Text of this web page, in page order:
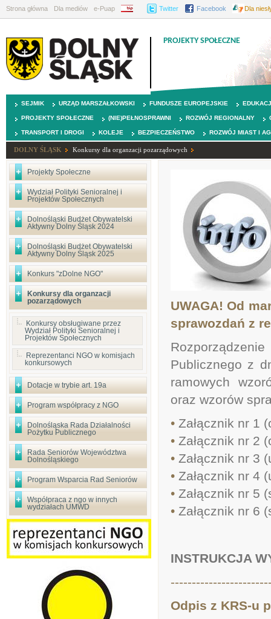
Strona główna Dla mediów e-Puap BIP Twitter Facebook Dla
PROJEKTY SPOŁECZNE
SEJMIK URZĄD MARSZAŁKOWSKI FUNDUSZE EUROPEJSKIE
PROJEKTY SPOŁECZNE (NIE)PEŁNOSPRAWNI ROZWÓJ REGIONALNY
TRANSPORT I DROGI KOLEJE BEZPIECZEŃSTWO ROZWÓJ MIAST I
DOLNY ŚLĄSK Konkursy dla organzacji pozarządowych
Projekty Społeczne
Wydział Polityki Senioralnej i
Projektów Społecznych
Dolnośląski Budżet Obywatelski
Aktywny Dolny Śląsk 2024
Dolnośląski Budżet Obywatelski
Aktywny Dolny Śląsk 2025
Konkurs "zDolne NGO"
Konkursy dla organzacji
pozarządowych
Konkursy obsługiwane przez
Wydział Polityki Senioralnej i
Projektów Społecznych
Reprezentanci NGO w komisjach
konkursowych
Dotacje w trybie art. 19a
Program współpracy z NGO
Dolnośląska Rada Działalności
Pożytku Publicznego
Rada Seniorów Województwa
Dolnośląskiego
Program Wsparcia Rad Seniorów
Współpraca z ngo w innych
wydziałach UMWD
UWAGA! Od
sprawozdań z
Publicznego z
ramowych
oraz wzorów
• Załącznik nr 1
• Załącznik nr 2
• Załącznik nr 3
• Załącznik nr 4
• Załącznik nr 5
• Załącznik nr 6
INSTRUKCJA
Odpis z KRS-u